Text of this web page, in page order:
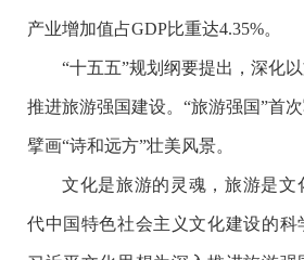
产业增加值占GDP比重达4.35%。
“十五五”规划纲要提出，深化
推进旅游强国建设。“旅游强国”首
擘画“诗和远方”壮美风景。
文化是旅游的灵魂，旅游是文
代中国特色社会主义文化建设的科